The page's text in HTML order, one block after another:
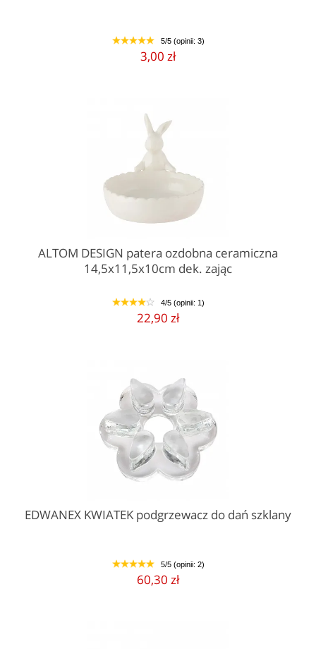
1 2 3 4 5 5/5 (opinii: 3)
3,00 zł
ALTOM DESIGN patera ozdobna ceramiczna
14,5x11,5x10cm dek. zając
1 2 3 4 5 4/5 (opinii: 1)
22,90 zł
EDWANEX KWIATEK podgrzewacz do dań szklany
1 2 3 4 5 5/5 (opinii: 2)
60,30 zł